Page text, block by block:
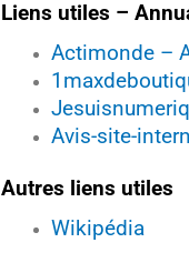
Liens utiles –
Actimonde –
Avis-site-
Autres liens utiles
Wikipédia